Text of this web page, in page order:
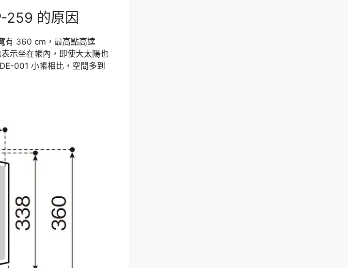
259 的原因
有 360 cm，最高點高達
示坐在帳內，即使大太陽也
001 小帳相比，空間多到